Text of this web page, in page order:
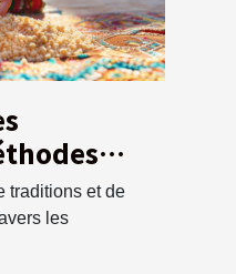
pour
de
traditions et de
les